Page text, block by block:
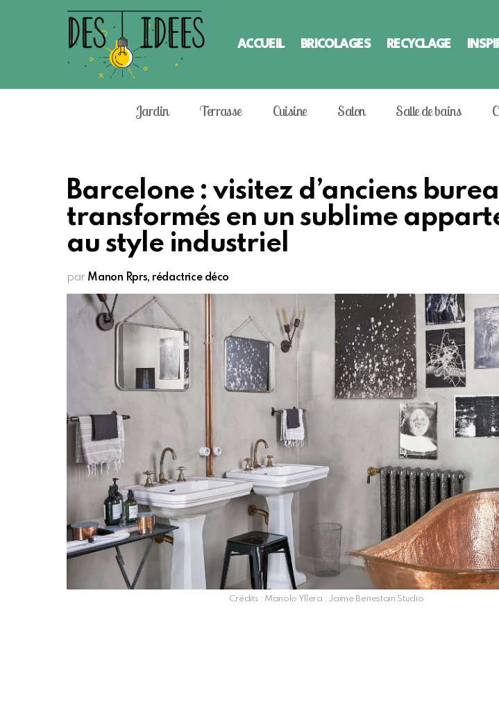
ACCUEIL BRICOLAGES RECYCLAGE
Jardin Terrasse Cuisine Salon Salle de bains
Barcelone : visitez d’anciens
transformés en un sublime
au style industriel
par Manon Rprs, rédactrice déco
Crédits : Manolo Yllera : Jaime Beriestain Studio